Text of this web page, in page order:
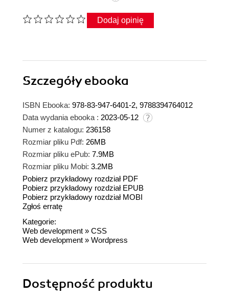
Dodaj opinię
Szczegółyebooka
ISBN Ebooka: 978-83-947-6401-2, 9788394764012
Data wydania ebooka : 2023-05-12
Numer z katalogu: 236158
Rozmiar pliku Pdf: 26MB
Rozmiar pliku ePub: 7.9MB
Rozmiar pliku Mobi: 3.2MB
Pobierz przykładowy rozdział PDF
Pobierz przykładowy rozdział EPUB
Pobierz przykładowy rozdział MOBI
Zgłoś erratę
Kategorie:
Web development » CSS
Web development » Wordpress
Dostępność produktu